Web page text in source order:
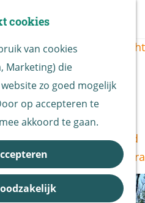
cookies
van cookies
Marketing) die
zo goed mogelijk
op accepteren te
akkoord te gaan.
e
n
u
Routes overzicht
De Biesbosch
Nationaal Park
De Biesbosch
Bereikbaarheid
Bezoekerscentra
B&B vol leven
| |
Biesbosch